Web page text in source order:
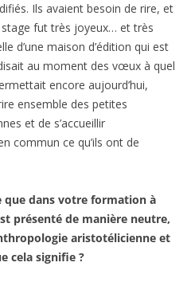
Ils avaient besoin de rire, et
stage fut très joyeux… et très
d’une maison d’édition qui est
au moment des vœux à quel
encore aujourd’hui,
ensemble des petites
et de s’accueillir
commun ce qu’ils ont de
dans votre formation à
présenté de manière neutre,
aristotélicienne et
cela signifie ?